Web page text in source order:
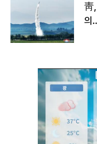
靑,
의